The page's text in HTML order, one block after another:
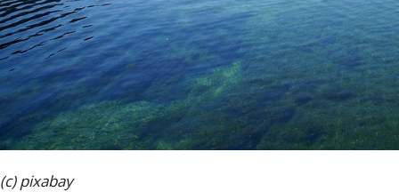
(c) pixabay